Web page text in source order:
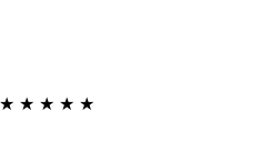
★ ★ ★ ★ ★